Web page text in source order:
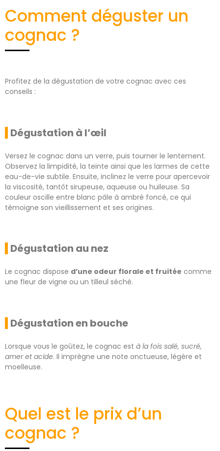
Comment déguster un
cognac ?
Profitez de la dégustation de votre cognac avec ces
conseils :
Dégustation à l’œil
Versez le cognac dans un verre, puis tourner le lentement.
Observez la limpidité, la teinte ainsi que les larmes de cette
eau-de-vie subtile. Ensuite, inclinez le verre pour apercevoir
la viscosité, tantôt sirupeuse, aqueuse ou huileuse. Sa
couleur oscille entre blanc pâle à ambré foncé, ce qui
témoigne son vieillissement et ses origines.
Dégustation au nez
Le cognac dispose d’une odeur florale et fruitée comme
une fleur de vigne ou un tilleul séché.
Dégustation en bouche
Lorsque vous le goûtez, le cognac est à la fois salé, sucré,
amer et acide. Il imprègne une note onctueuse, légère et
moelleuse.
Quel est le prix d’un
cognac ?